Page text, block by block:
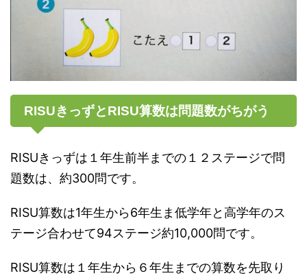
RISUきっずとRISU算数は問題数がちがう
RISUきっずは１年生前半までの１２ステージで問
題数は、約300問です。
RISU算数は1年生から6年生ま低学年と高学年のス
テージ合わせて94ステージ約10,000問です。
RISU算数は１年生から６年生までの算数を先取り